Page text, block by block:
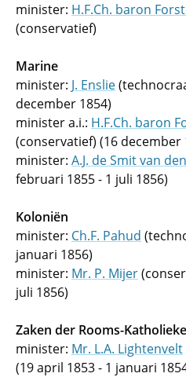
minister: H.F.Ch. baron
(conservatief)
Marine
minister: J. Enslie
december 1854)
minister a.i.: H.F.Ch. baron
(conservatief) (16 december
minister: A.J. de Smit van
februari 1855 - 1 juli 1856)
Koloniën
minister: Ch.F. Pahud
januari 1856)
minister: Mr. P. Mijer
juli 1856)
Zaken der Rooms-
minister: Mr. L.A. Lightenvelt
(19 april 1853 - 1 januari